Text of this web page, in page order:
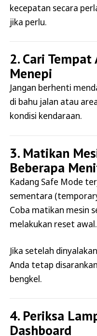
kecepatan secara
jika perlu.
2. Cari
Menepi
Jangan berhenti
di bahu jalan atau
kondisi kendaraan.
3. Matikan
Beberapa
Kadang Safe Mode
sementara
Coba matikan mesin
melakukan reset awal.
Jika setelah
Anda tetap
bengkel.
4. Periksa
Dashboard